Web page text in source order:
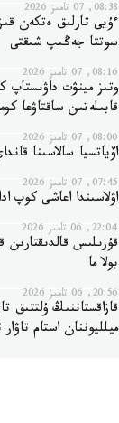
08:38, 07 تامىز 2026
ءۇيى تارلىق ەتكەن
سوتتا جەڭىپ شىقتى
08:16, 07 تامىز 2026
وتىز مينۋت داۋىستاپ
قابىلەتىن ساقتاۋعا
08:00, 07 تامىز 2026
اۆياتسيا سالاسىنا
07:45, 07 تامىز 2026
اۋلاسىندا اعاشى كوپ
22:04, 06 تامىز 2026
قۇرىلىس
بولا ما
20:56, 06 تامىز 2026
ميلليوننان استام